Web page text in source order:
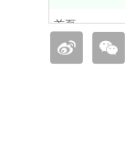
首頁
品牌簡介